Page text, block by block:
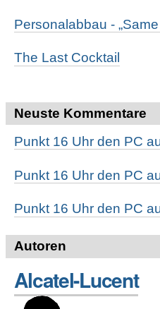
Personalabbau -
The Last Cocktail
Neuste Kommentare
Punkt 16 Uhr den PC
Punkt 16 Uhr den PC
Punkt 16 Uhr den PC
Autoren
Alcatel-Lucent